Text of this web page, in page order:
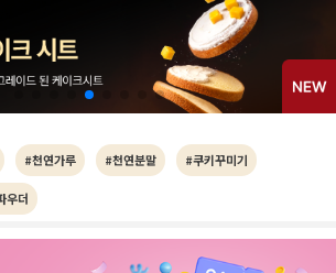
#천연가루 #천연분말 #쿠키꾸미기
우더